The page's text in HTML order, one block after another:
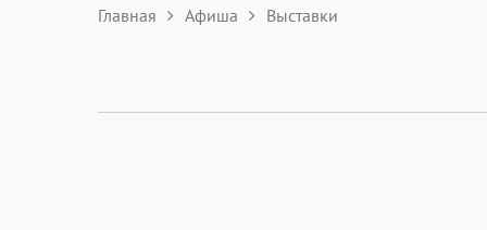
Главная Афиша Выставки